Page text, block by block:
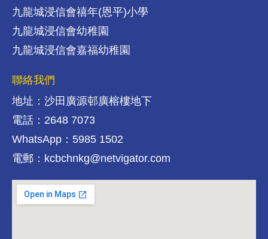
九龍城浸信會禧年(恩平)小學
九龍城浸信會幼稚園
九龍城浸信會嘉福幼稚園
聯絡我們
地址：沙田廣源邨廣榕樓地下
電話：2648 7073
WhatsApp：5985 1502
電郵：kcbchnkg@netvigator.com